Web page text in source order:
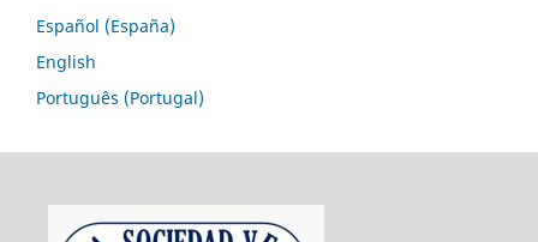
Español (España)
English
Português (Portugal)